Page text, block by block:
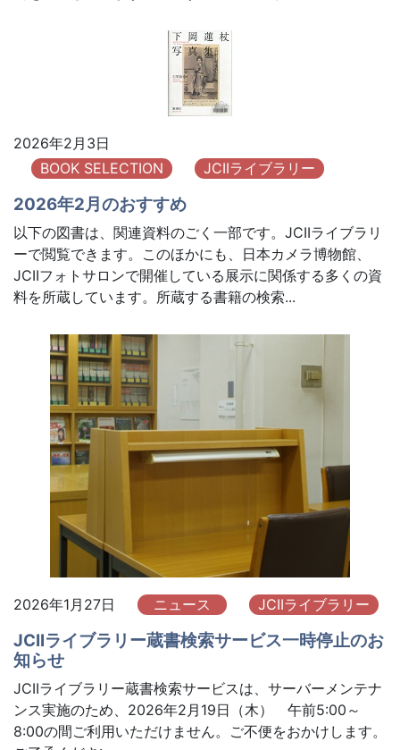
2026年2月3日
BOOK SELECTION
JCIIライブラリー
2026年2月のおすすめ
以下の図書は、関連資料のごく一部です。JCIIライブラリ
ーで閲覧できます。このほかにも、日本カメラ博物館、
JCIIフォトサロンで開催している展示に関係する多くの資
料を所蔵しています。所蔵する書籍の検索...
2026年1月27日 ニュース JCIIライブラリー
JCIIライブラリー蔵書検索サービス一時停止のお
知らせ
JCIIライブラリー蔵書検索サービスは、サーバーメンテナ
ンス実施のため、2026年2月19日（木） 午前5:00～
8:00の間ご利用いただけません。ご不便をおかけします。